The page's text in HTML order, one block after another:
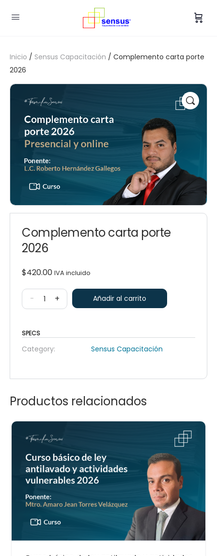
Inicio / Sensus Capacitación / Complemento carta porte
2026
Complemento carta porte
2026
$420.00 IVA incluido
- + Añadir al carrito
SPECS
Category: Sensus Capacitación
Productos relacionados